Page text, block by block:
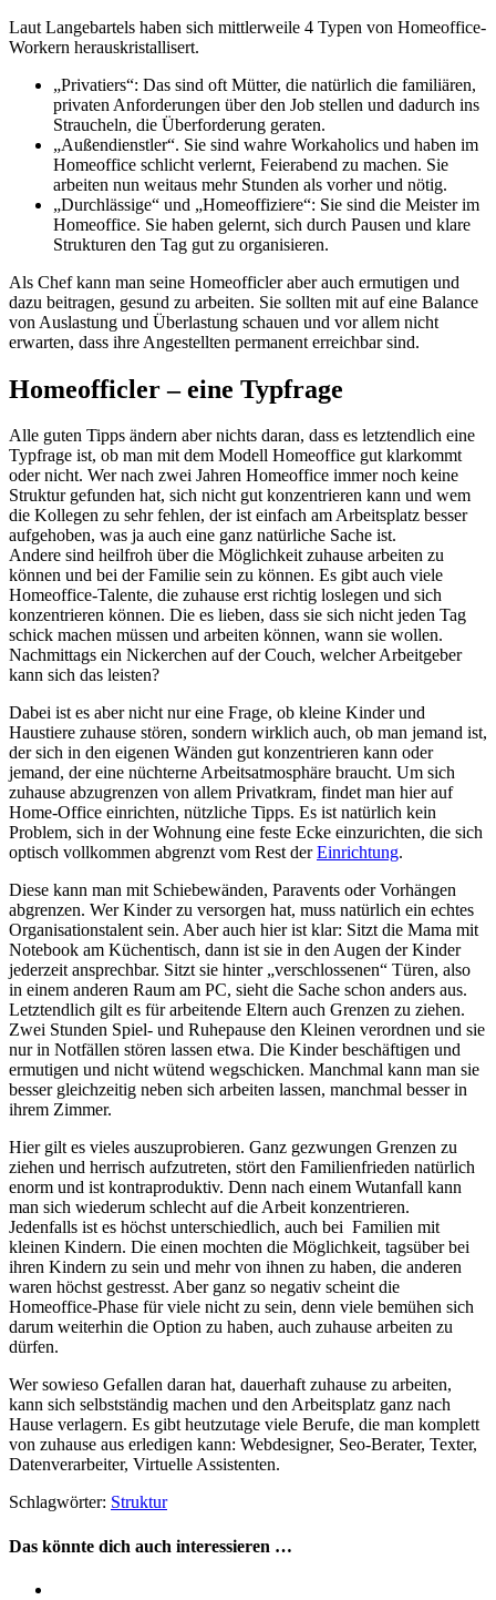
Laut Langebartels haben sich mittlerweile 4 Typen von Homeoffice-
Workern herauskristallisert.
„Privatiers“: Das sind oft Mütter, die natürlich die familiären,
privaten Anforderungen über den Job stellen und dadurch ins
Straucheln, die Überforderung geraten.
„Außendienstler“. Sie sind wahre Workaholics und haben im
Homeoffice schlicht verlernt, Feierabend zu machen. Sie
arbeiten nun weitaus mehr Stunden als vorher und nötig.
„Durchlässige“ und „Homeoffiziere“: Sie sind die Meister im
Homeoffice. Sie haben gelernt, sich durch Pausen und klare
Strukturen den Tag gut zu organisieren.
Als Chef kann man seine Homeofficler aber auch ermutigen und
dazu beitragen, gesund zu arbeiten. Sie sollten mit auf eine Balance
von Auslastung und Überlastung schauen und vor allem nicht
erwarten, dass ihre Angestellten permanent erreichbar sind.
Homeofficler – eine Typfrage
Alle guten Tipps ändern aber nichts daran, dass es letztendlich eine
Typfrage ist, ob man mit dem Modell Homeoffice gut klarkommt
oder nicht. Wer nach zwei Jahren Homeoffice immer noch keine
Struktur gefunden hat, sich nicht gut konzentrieren kann und wem
die Kollegen zu sehr fehlen, der ist einfach am Arbeitsplatz besser
aufgehoben, was ja auch eine ganz natürliche Sache ist.
Andere sind heilfroh über die Möglichkeit zuhause arbeiten zu
können und bei der Familie sein zu können. Es gibt auch viele
Homeoffice-Talente, die zuhause erst richtig loslegen und sich
konzentrieren können. Die es lieben, dass sie sich nicht jeden Tag
schick machen müssen und arbeiten können, wann sie wollen.
Nachmittags ein Nickerchen auf der Couch, welcher Arbeitgeber
kann sich das leisten?
Dabei ist es aber nicht nur eine Frage, ob kleine Kinder und
Haustiere zuhause stören, sondern wirklich auch, ob man jemand ist,
der sich in den eigenen Wänden gut konzentrieren kann oder
jemand, der eine nüchterne Arbeitsatmosphäre braucht. Um sich
zuhause abzugrenzen von allem Privatkram, findet man hier auf
Home-Office einrichten, nützliche Tipps. Es ist natürlich kein
Problem, sich in der Wohnung eine feste Ecke einzurichten, die sich
optisch vollkommen abgrenzt vom Rest derEinrichtung.
Diese kann man mit Schiebewänden, Paravents oder Vorhängen
abgrenzen. Wer Kinder zu versorgen hat, muss natürlich ein echtes
Organisationstalent sein. Aber auch hier ist klar: Sitzt die Mama mit
Notebook am Küchentisch, dann ist sie in den Augen der Kinder
jederzeit ansprechbar. Sitzt sie hinter „verschlossenen“ Türen, also
in einem anderen Raum am PC, sieht die Sache schon anders aus.
Letztendlich gilt es für arbeitende Eltern auch Grenzen zu ziehen.
Zwei Stunden Spiel- und Ruhepause den Kleinen verordnen und sie
nur in Notfällen stören lassen etwa. Die Kinder beschäftigen und
ermutigen und nicht wütend wegschicken. Manchmal kann man sie
besser gleichzeitig neben sich arbeiten lassen, manchmal besser in
ihrem Zimmer.
Hier gilt es vieles auszuprobieren. Ganz gezwungen Grenzen zu
ziehen und herrisch aufzutreten, stört den Familienfrieden natürlich
enorm und ist kontraproduktiv. Denn nach einem Wutanfall kann
man sich wiederum schlecht auf die Arbeit konzentrieren.
Jedenfalls ist es höchst unterschiedlich, auch bei Familien mit
kleinen Kindern. Die einen mochten die Möglichkeit, tagsüber bei
ihren Kindern zu sein und mehr von ihnen zu haben, die anderen
waren höchst gestresst. Aber ganz so negativ scheint die
Homeoffice-Phase für viele nicht zu sein, denn viele bemühen sich
darum weiterhin die Option zu haben, auch zuhause arbeiten zu
dürfen.
Wer sowieso Gefallen daran hat, dauerhaft zuhause zu arbeiten,
kann sich selbstständig machen und den Arbeitsplatz ganz nach
Hause verlagern. Es gibt heutzutage viele Berufe, die man komplett
von zuhause aus erledigen kann: Webdesigner, Seo-Berater, Texter,
Datenverarbeiter, Virtuelle Assistenten.
Schlagwörter: Struktur
Das könnte dich auch interessieren …